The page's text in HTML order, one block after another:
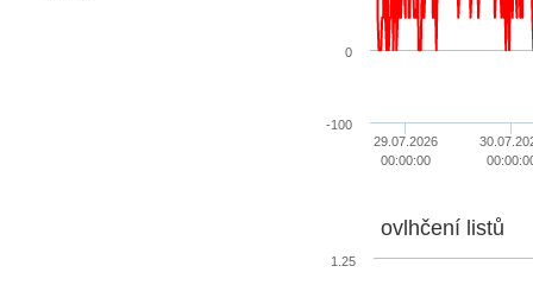
29.07.2026
00:00:00
0
-100
ovlhčení listů
1.25